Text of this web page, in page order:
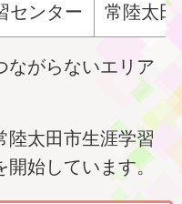
センター 常陸太
がらないエリア
陸太田市生涯学習
開始しています。